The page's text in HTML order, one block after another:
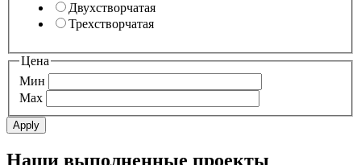
Двухстворчатая
Трехстворчатая
Цена
Мин
Max
Наши выполненные проекты